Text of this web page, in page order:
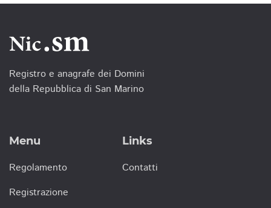
Registro e anagrafe dei Domini
della Repubblica di San Marino
Menu
Regolamento
Registrazione
Links
Contatti